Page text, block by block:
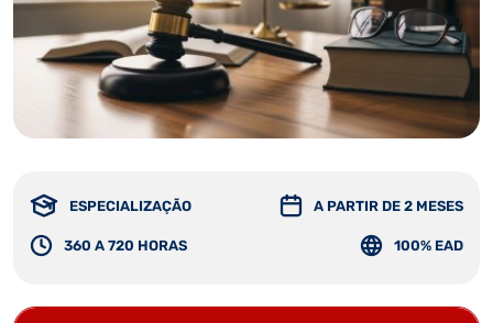
ESPECIALIZAÇÃO A PARTIR DE 2 MESES
360 A 720 HORAS 100% EAD